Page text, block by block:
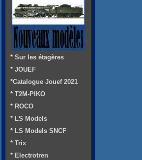
* Sur les étagères
* JOUEF
*Catalogue Jouef 2021
* T2M-PIKO
* ROCO
* LS Models
* LS Models SNCF
* Trix
* Electrotren